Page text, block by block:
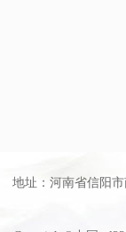
地址：河南省信阳